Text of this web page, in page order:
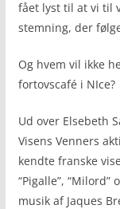
fået lyst til at vi til
stemning, der
Og hvem vil ikke
fortovscafé i NIce?
Ud over Elsebeth
Visens Venners
kendte franske
“Pigalle”, “Milord”
musik af Jaques